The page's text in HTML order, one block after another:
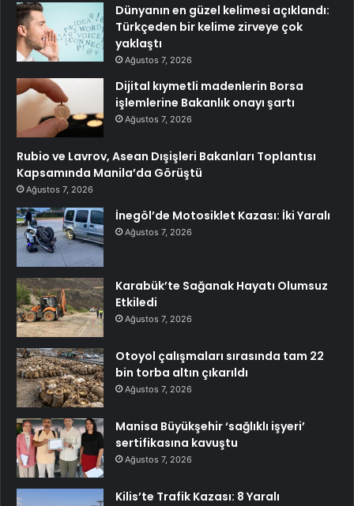
Dünyanın en güzel kelimesi açıklandı:
Türkçeden bir kelime zirveye çok
yaklaştı
Ağustos 7, 2026
Dijital kıymetli madenlerin Borsa
işlemlerine Bakanlık onayı şartı
Ağustos 7, 2026
Rubio ve Lavrov, Asean Dışişleri Bakanları Toplantısı
Kapsamında Manila’da Görüştü
Ağustos 7, 2026
İnegöl’de Motosiklet Kazası: İki Yaralı
Ağustos 7, 2026
Karabük’te Sağanak Hayatı Olumsuz
Etkiledi
Ağustos 7, 2026
Otoyol çalışmaları sırasında tam 22
bin torba altın çıkarıldı
Ağustos 7, 2026
Manisa Büyükşehir ‘sağlıklı işyeri’
sertifikasına kavuştu
Ağustos 7, 2026
Kilis’te Trafik Kazası: 8 Yaralı